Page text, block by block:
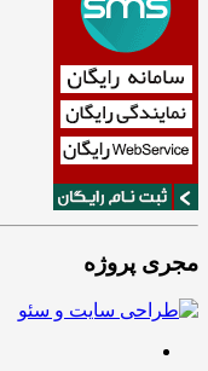
مجری پروژه